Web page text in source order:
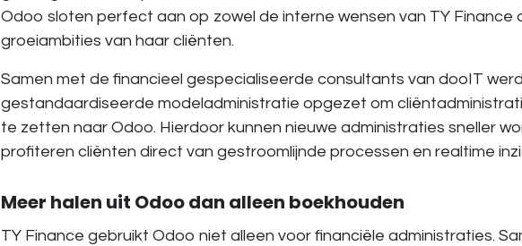
Odoo sloten perfect aan op zowel de interne wensen van TY Finance
groeiambities van haar cliënten.
Samen met de financieel gespecialiseerde consultants van dooIT
gestandaardiseerde modeladministratie opgezet om
te zetten naar Odoo. Hierdoor kunnen nieuwe administraties sneller
profiteren cliënten direct van gestroomlijnde processen en realtime
Meer halen uit Odoo dan alleen boekhouden
TY Finance gebruikt Odoo niet alleen voor financiële administraties.